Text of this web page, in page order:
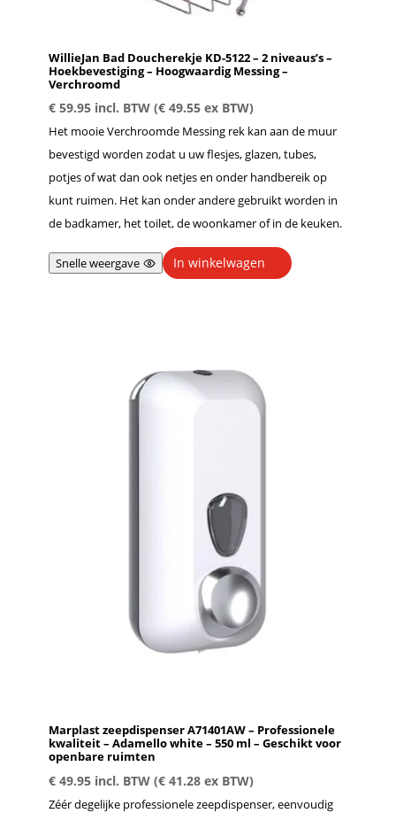
WillieJan Bad Doucherekje KD-5122 – 2 niveaus’s –
Hoekbevestiging – Hoogwaardig Messing –
Verchroomd
€59.95 incl. BTW (€49.55ex BTW)
Het mooie Verchroomde Messing rek kan aan de muur
bevestigd worden zodat u uw flesjes, glazen, tubes,
potjes of wat dan ook netjes en onder handbereik op
kunt ruimen. Het kan onder andere gebruikt worden in
de badkamer, het toilet, de woonkamer of in de keuken.
Snelle weergave In winkelwagen
Marplast zeepdispenser A71401AW – Professionele
kwaliteit – Adamello white – 550 ml – Geschikt voor
openbare ruimten
€49.95 incl. BTW (€41.28ex BTW)
Zéér degelijke professionele zeepdispenser, eenvoudig